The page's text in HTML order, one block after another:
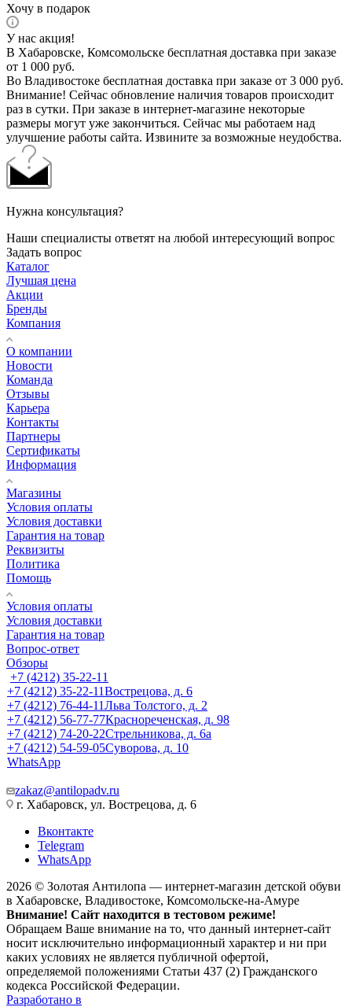
Хочу в подарок
У нас акция!
В Хабаровске, Комсомольске бесплатная доставка при заказе
от 1 000 руб.
Во Владивостоке бесплатная доставка при заказе от 3 000 руб.
Внимание! Сейчас обновление наличия товаров происходит
раз в сутки. При заказе в интернет-магазине некоторые
размеры могут уже закончиться. Сейчас мы работаем над
улучшение работы сайта. Извините за возможные неудобства.
Нужна консультация?
Наши специалисты ответят на любой интересующий вопрос
Задать вопрос
Каталог
Лучшая цена
Акции
Бренды
Компания
О компании
Новости
Команда
Отзывы
Карьера
Контакты
Партнеры
Сертификаты
Информация
Магазины
Условия оплаты
Условия доставки
Гарантия на товар
Реквизиты
Политика
Помощь
Условия оплаты
Условия доставки
Гарантия на товар
Вопрос-ответ
Обзоры
+7 (4212) 35-22-11
+7 (4212) 35-22-11Вострецова, д. 6
+7 (4212) 76-44-11Льва Толстого, д. 2
+7 (4212) 56-77-77Краснореченская, д. 98
+7 (4212) 74-20-22Стрельникова, д. 6а
+7 (4212) 54-59-05Суворова, д. 10
WhatsApp
zakaz@antilopadv.ru
г. Хабаровск, ул. Вострецова, д. 6
Вконтакте
Telegram
WhatsApp
2026 © Золотая Антилопа — интернет-магазин детской обуви
в Хабаровске, Владивостоке, Комсомольске-на-Амуре
Внимание! Сайт находится в тестовом режиме!
Обращаем Ваше внимание на то, что данный интернет-сайт
носит исключительно информационный характер и ни при
каких условиях не является публичной офертой,
определяемой положениями Статьи 437 (2) Гражданского
кодекса Российской Федерации.
Разработано в